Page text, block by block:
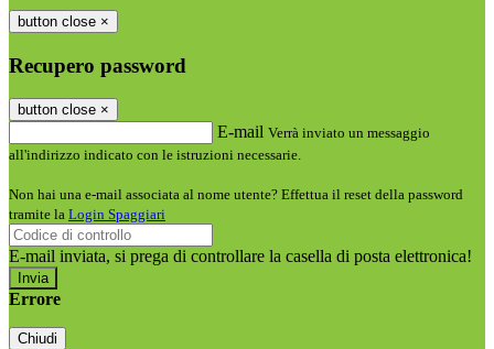
button close ×
Recupero password
button close ×
E-mail Verrà inviato un messaggio
all'indirizzo indicato con le istruzioni necessarie.
Non hai una e-mail associata al nome utente? Effettua il reset della password
tramite la Login Spaggiari
E-mail inviata, si prega di controllare la casella di posta elettronica!
Errore
Chiudi